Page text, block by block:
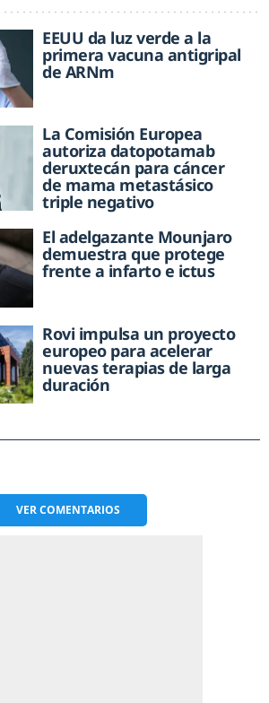
EEUU da luz verde a la
primera vacuna antigripal
de ARNm
La Comisión Europea
autoriza datopotamab
deruxtecán para cáncer
de mama metastásico
triple negativo
El adelgazante Mounjaro
demuestra que protege
frente a infarto e ictus
Rovi impulsa un proyecto
europeo para acelerar
nuevas terapias de larga
duración
VERCOMENTARIOS